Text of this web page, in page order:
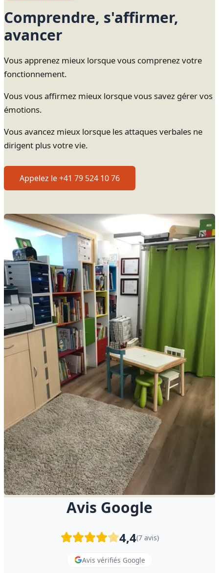
Comprendre, s'affirmer,
avancer
Vous apprenez mieux lorsque vous comprenez votre
fonctionnement.
Vous vous affirmez mieux lorsque vous savez gérer vos
émotions.
Vous avancez mieux lorsque les attaques verbales ne
dirigent plus votre vie.
Appelez le +41 79 524 10 76
Avis Google
4,4(7avis)
Avis vérifiés Google